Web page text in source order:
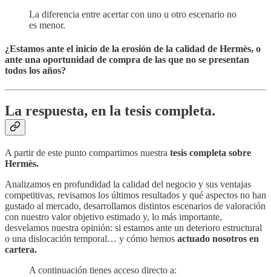
La diferencia entre acertar con uno u otro escenario no
es menor.
¿Estamos ante el inicio de la erosión de la calidad de Hermès, o
ante una oportunidad de compra de las que no se presentan
todos los años?
La respuesta, en la tesis completa.
A partir de este punto compartimos nuestra tesis completa sobre
Hermès.
Analizamos en profundidad la calidad del negocio y sus ventajas
competitivas, revisamos los últimos resultados y qué aspectos no han
gustado al mercado, desarrollamos distintos escenarios de valoración
con nuestro valor objetivo estimado y, lo más importante,
desvelamos nuestra opinión: si estamos ante un deterioro estructural
o una dislocación temporal… y cómo hemos actuado nosotros en
cartera.
A continuación tienes acceso directo a: